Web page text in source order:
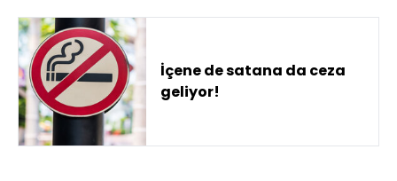
İçene de satana da ceza
geliyor!